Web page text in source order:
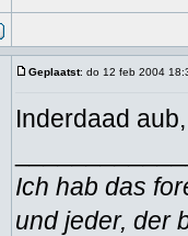
Geplaatst: do 12 feb 2004
Inderdaad
Ich hab das
und jeder, der